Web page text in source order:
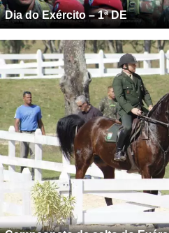
Dia do Exército – 1ª DE